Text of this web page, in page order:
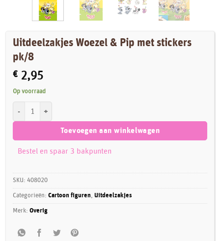
Uitdeelzakjes Woezel & Pip met stickers
pk/8
€ 2,95
Op voorraad
Toevoegen aan winkelwagen
Bestel en spaar 3 bakpunten
SKU:408020
Categorieën:Cartoon figuren,Uitdeelzakjes
Merk:Overig